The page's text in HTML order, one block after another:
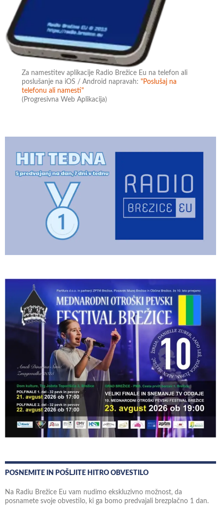
Za namestitev aplikacije Radio Brežice Eu na telefon ali
poslušanje na iOS / Android napravah:"Poslušaj na
telefonu ali namesti"
(Progresivna Web Aplikacija)
POSNEMITE IN POŠLJITE HITRO OBVESTILO
Na Radiu Brežice Eu vam nudimo ekskluzivno možnost, da
posnamete svoje obvestilo, ki ga bomo predvajali brezplačno 1 dan.